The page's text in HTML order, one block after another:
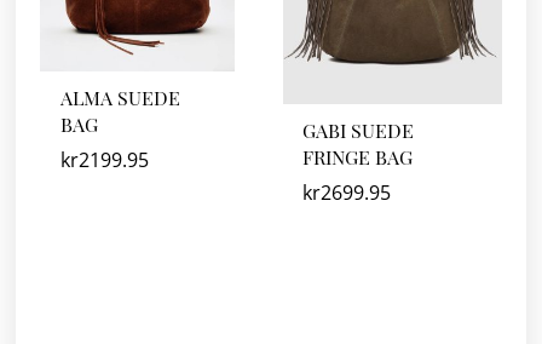
ALMA SUEDE
BAG
kr2199.95
GABI SUEDE
FRINGE BAG
kr2699.95